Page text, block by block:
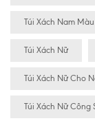
Túi Xách Nam
Túi Xách Nữ
Túi Xách Nữ Cho
Túi Xách Nữ Công